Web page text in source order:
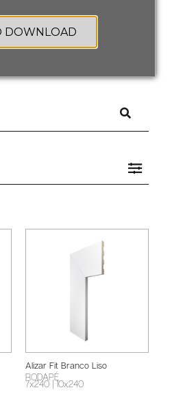
DOWNLOAD
Alizar Fit Branco Liso
RODAPÉ
7x240 | 10x240